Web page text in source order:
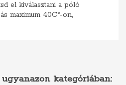
el kiválasztani a póló
maximum 40C°-on,
kategóriában: